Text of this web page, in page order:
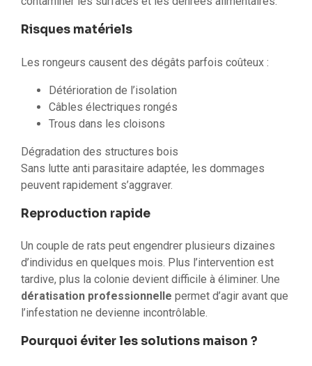
Risques matériels
Les rongeurs causent des dégâts parfois coûteux :
Détérioration de l’isolation
Câbles électriques rongés
Trous dans les cloisons
Dégradation des structures bois
Sans lutte anti parasitaire adaptée, les dommages
peuvent rapidement s’aggraver.
Reproduction rapide
Un couple de rats peut engendrer plusieurs dizaines
d’individus en quelques mois. Plus l’intervention est
tardive, plus la colonie devient difficile à éliminer. Une
dératisation professionnelle permet d’agir avant que
l’infestation ne devienne incontrôlable.
Pourquoi éviter les solutions maison ?